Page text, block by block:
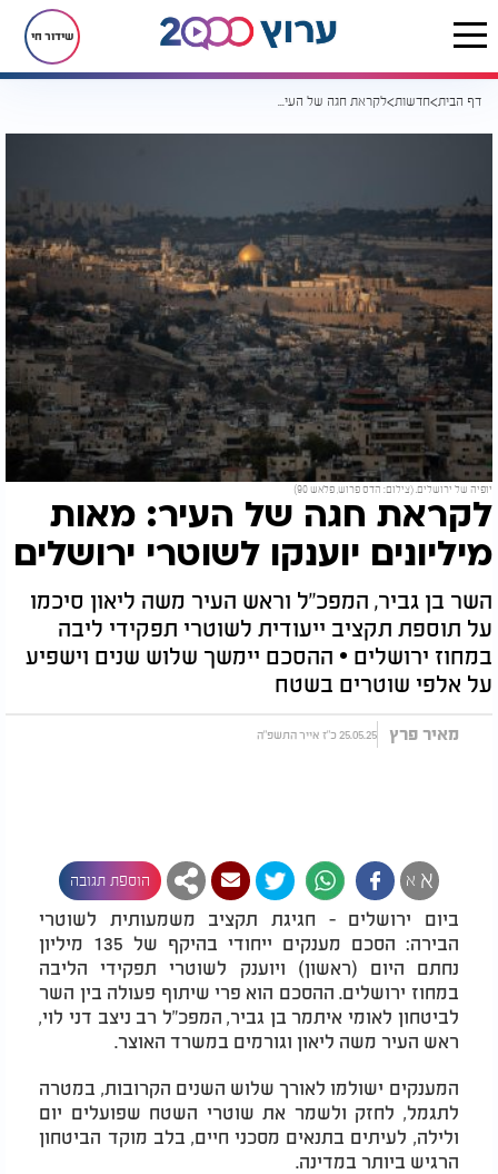
שידור חי
דף הבית חדשות לקראת חגה של העיר: מאות מיליונים יוענקו לשוטרי ירושלים
יופיה של ירושלים. (צילום: הדס פרוש, פלאש 90)
לקראת חגה של העיר: מאות
מיליונים יוענקו לשוטרי ירושלים
השר בן גביר, המפכ"ל וראש העיר משה ליאון סיכמו
על תוספת תקציב ייעודית לשוטרי תפקידי ליבה
במחוז ירושלים • ההסכם יימשך שלוש שנים וישפיע
על אלפי שוטרים בשטח
מאיר פרץ 25.05.25 כ"ז אייר התשפ"ה
א א הוספת תגובה
ביום ירושלים - חגיגת תקציב משמעותית לשוטרי
הבירה: הסכם מענקים ייחודי בהיקף של 135 מיליון
נחתם היום (ראשון) ויוענק לשוטרי תפקידי הליבה
במחוז ירושלים. ההסכם הוא פרי שיתוף פעולה בין השר
לביטחון לאומי איתמר בן גביר, המפכ"ל רב ניצב דני לוי,
ראש העיר משה ליאון וגורמים במשרד האוצר.
המענקים ישולמו לאורך שלוש השנים הקרובות, במטרה
לתגמל, לחזק ולשמר את שוטרי השטח שפועלים יום
ולילה, לעיתים בתנאים מסכני חיים, בלב מוקד הביטחון
הרגיש ביותר במדינה.